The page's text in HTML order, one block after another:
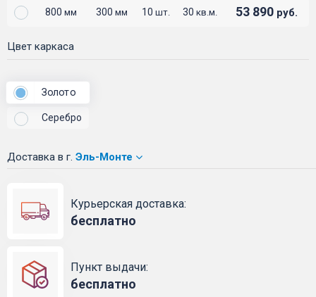
800 мм 300 мм 10 шт. 30 кв.м. 53 890 руб.
Цвет каркаса
Золото
Серебро
Доставка в г. Эль-Монте
Курьерская доставка:
бесплатно
Пункт выдачи:
бесплатно